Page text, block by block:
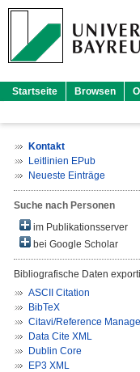
Startseite Browsen
Kontakt
Leitlinien EPub
Neueste Einträge
Suche nach Personen
im Publikationsserver
bei Google Scholar
Bibliografische Daten
ASCII Citation
BibTeX
Citavi/Reference
Data Cite XML
Dublin Core
EP3 XML